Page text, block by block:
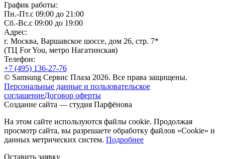
График работы:
Пн.-Пт.с 09:00 до 21:00
Сб.-Вс.с 09:00 до 19:00
Адрес:
г. Москва, Варшавское шоссе, дом 26, стр. 7*
(ТЦ For You, метро Нагатинская)
Телефон:
+7 (495) 136-27-76
© Samsung Сервис Плаза 2026. Все права защищены.
Персональные данные и пользовательское
соглашениеДоговор оферты
Создание сайта — студия Парфёнова
На этом сайте используются файлы cookie. Продолжая
просмотр сайта, вы разрешаете обработку файлов «Cookie» и
данных метрических систем. Подробнее
Оставить заявку